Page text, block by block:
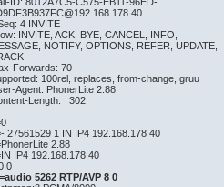
4 INVITE
INVITE, ACK, BYE, CANCEL, INFO,
NOTIFY, OPTIONS, REFER, UPDATE,
Forwards: 70
100rel, replaces, from-change, gruu
Agent: PhonerLite 2.88
Length: 302
27561529 1 IN IP4 192.168.178.40
2.88
IP4 192.168.178.40
0
5262 RTP/AVP 8 0